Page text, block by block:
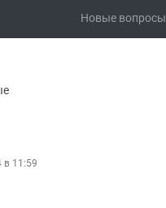
Новые вопросы
в 11:59